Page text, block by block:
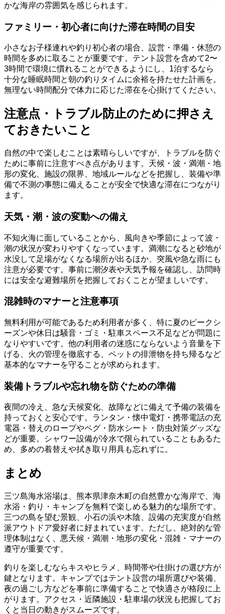
かな海岸の雰囲気を感じられます。
ファミリー・初心者に向けた滞在時間の目安
小さなお子様連れや釣り初心者の場合、設営・準備・休憩の
時間を多めに取ることが重要です。テント設営を含めて2〜
3時間で環境に慣れることができるようにし、1泊するなら
十分な睡眠時間と朝の釣りタイムに余裕を持たせた計画を。
無理ない時間配分で体力に応じた滞在を心掛けてください。
注意点・トラブル防止のために押さえ
ておきたいこと
自然の中で楽しむことは素晴らしいですが、トラブルを防ぐ
ために事前に注意すべき点があります。天候・波・満潮・地
形の変化、施設の限界、地域ルールなどを把握し、装備や準
備で不測の事態に備えることが安全で快適な滞在につながり
ます。
天気・潮・波の変動への備え
不知火海に面していることから、風向きや季節によって波・
潮の状況が変わりやすくなっています。満潮になると砂地が
水没して足場がなくなる場所が出るほか、突風や急な雨にも
注意が必要です。事前に潮汐表や天気予報を確認し、訪問時
には安全な避難場所を把握しておくことが望ましいです。
混雑時のマナーと注意事項
無料利用が可能であるため利用者が多く、特に夏のピークシ
ーズンや休日は騒音・ゴミ・駐車スペース不足などが問題に
なりやすいです。他の利用者の迷惑にならないよう音量を下
げる、火の管理を徹底する、ペットの排泄物を持ち帰るなど
基本的なマナーを守ることが求められます。
装備トラブルや忘れ物を防ぐための準備
夜間の冷え、急な天候変化、故障などに備えて予備の装備を
持っておくと安心です。ランタン・懐中電灯・携帯電話の充
電器・替えのロープやペグ・防水シート・防虫対策グッズな
どが重要。シャワー設備が冷水で限られていることもあるた
め、多めの着替えや拭き取り用具も忘れずに。
まとめ
三ツ島海水浴場は、熊本県津奈木町の自然豊かな海岸で、海
水浴・釣り・キャンプを無料で楽しめる魅力的な場所です。
三つの島を望む景観、小石の浜や木陰、設備の充実度が自然
派アウトドア愛好者に好まれています。ただし、絶対的な管
理体制はなく、悪天候・満潮・地形の変化・混雑・マナーの
遵守が重要です。
釣りを楽しむならキスやヒラメ、時間帯や仕掛けの選び方が
鍵となります。キャンプではテント設営の場所選びや装備、
夜の過ごし方などを事前に準備することで快適さが格段に上
がります。アクセス・近隣施設・駐車場の状況も把握してお
くと当日の動きがスムーズです。